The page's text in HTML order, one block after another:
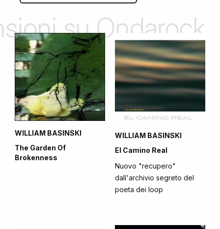
su Ondarock
WILLIAM BASINSKI
The Garden Of
Brokenness
WILLIAM BASINSKI
El Camino Real
Nuovo "recupero"
dall'archivio segreto del
poeta dei loop